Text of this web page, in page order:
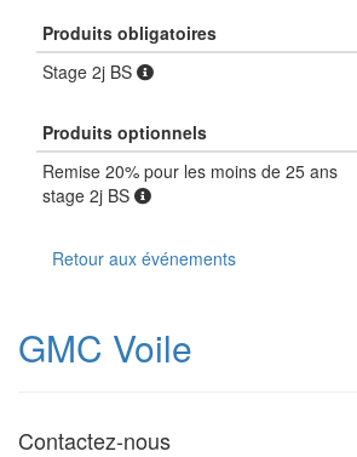
Produits obligatoires
Stage 2j BS
Produits optionnels
Remise 20% pour les moins de 25 ans
stage 2j BS
Retour aux événements
GMC Voile
Contactez-nous